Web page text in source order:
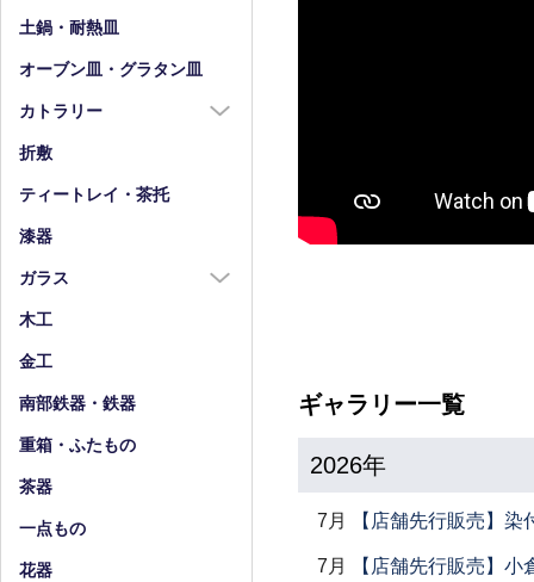
ギャラリー一覧
2026年
7月 【店舗先行販売】染
7月 【店舗先行販売】
酒器全商品
徳利
土鍋・耐熱皿
オーブン皿・グラタン皿
カトラリー
カトラリー全商品
箸
箸置
折敷
ティートレイ・茶托
漆器
ガラス
ガラス全商品
グラス
ガラス皿
木工
金工
南部鉄器・鉄器
重箱・ふたもの
茶器
一点もの
花器